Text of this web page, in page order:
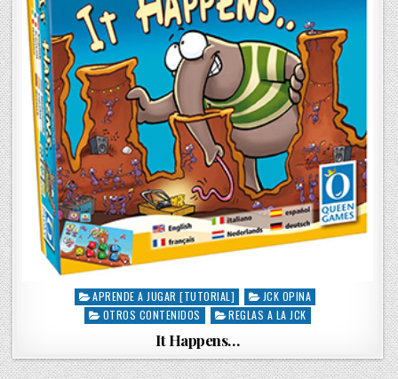
P
e
APRENDE A JUGAR [TUTORIAL]
JCK OPINA
OTROS CONTENIDOS
REGLAS A LA JCK
It Happens…